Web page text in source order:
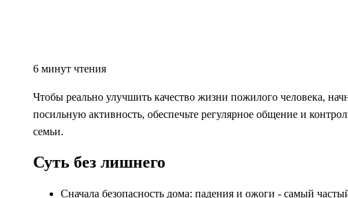
6 минут чтения
Чтобы реально улучшить качество жизни пожилого человека,
посильную активность, обеспечьте регулярное общение и
семьи.
Суть без лишнего
Сначала безопасность дома: падения и ожоги - самый